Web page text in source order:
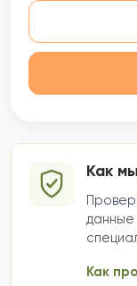
потом я
шаги, чтобы
Мы не
ищем пути
Как
данные
Как